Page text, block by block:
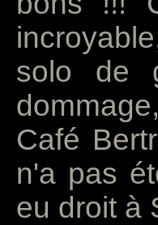
solo de
Café
n'a pas
eu droit à